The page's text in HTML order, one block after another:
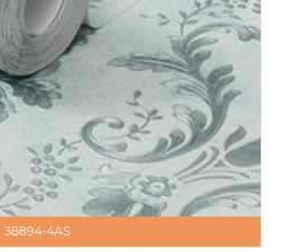
38894-4AS